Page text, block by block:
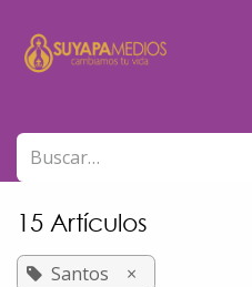
15 Artículos
Santos ×